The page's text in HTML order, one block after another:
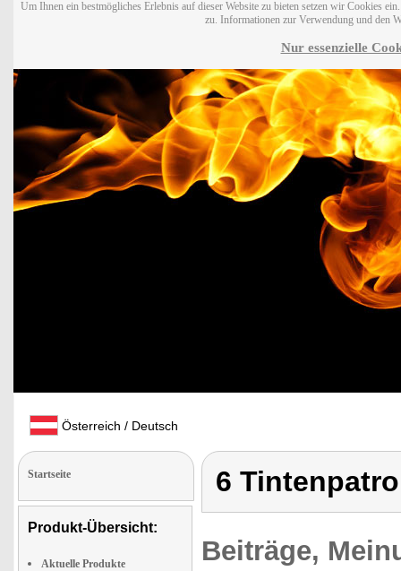
Um Ihnen ein bestmögliches Erlebnis auf dieser Website zu bieten setzen wir Cookies
zu. Informationen zur Verwendung und den
Nur essenzielle
Österreich / Deutsch
Startseite
Produkt-Übersicht:
Aktuelle Produkte
6
Beiträge,